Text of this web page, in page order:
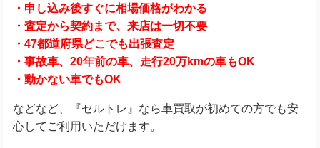
・申し込み後すぐに相場価格がわかる
・査定から契約まで、来店は一切不要
・47都道府県どこでも出張査定
・事故車、20年前の車、走行20万kmの車もOK
・動かない車でもOK
などなど、『セルトレ』なら車買取が初めての方でも安
心してご利用いただけます。